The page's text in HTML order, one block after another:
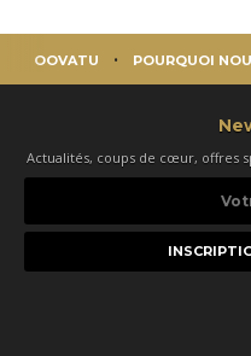
OOVATU POURQUOI
Actualités, coups de cœur, offres
e-